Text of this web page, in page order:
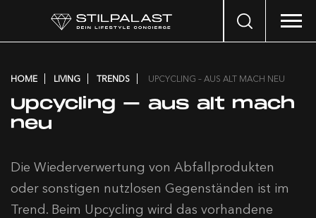
Search
HOME LIVING TRENDS UPCYCLING – AUS ALT MACH NEU
Upcycling – aus alt mach
neu
Die Wiederverwertung von Abfallprodukten
oder sonstigen nutzlosen Gegenständen ist im
Trend. Beim Upcycling wird das vorhandene